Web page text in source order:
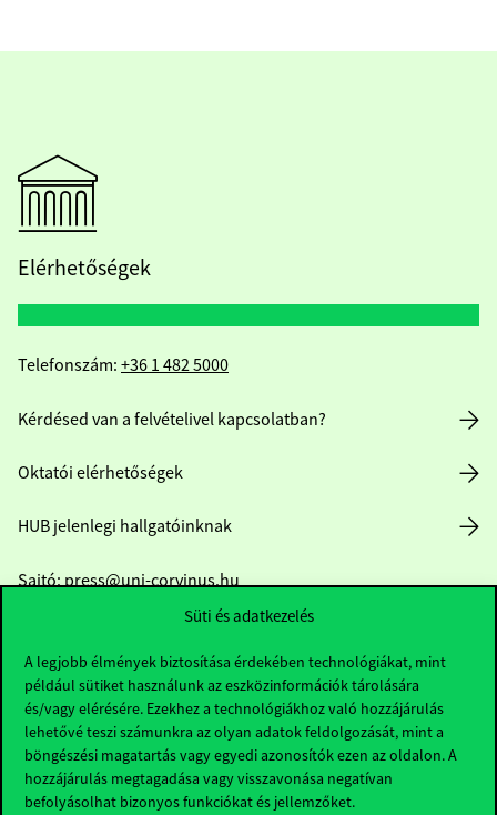
Süti és adatkezelés
A legjobb élmények biztosítása érdekében technológiákat, mint
például sütiket használunk az eszközinformációk tárolására
és/vagy elérésére. Ezekhez a technológiákhoz való hozzájárulás
lehetővé teszi számunkra az olyan adatok feldolgozását, mint a
böngészési magatartás vagy egyedi azonosítók ezen az oldalon. A
hozzájárulás megtagadása vagy visszavonása negatívan
befolyásolhat bizonyos funkciókat és jellemzőket.
Elérhetőségek
Telefonszám: +36 1 482 5000
Kérdésed van a felvételivel kapcsolatban?
Oktatói elérhetőségek
HUB jelenlegi hallgatóinknak
Sajtó:press@uni-corvinus.hu
Hasznos linkek